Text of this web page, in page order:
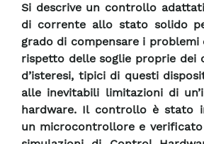
Si descrive un controllo
di corrente allo stato solido
grado di compensare i problemi
rispetto delle soglie proprie dei
d’isteresi, tipici di questi
alle inevitabili limitazioni di
hardware. Il controllo è stato
un microcontrollore e